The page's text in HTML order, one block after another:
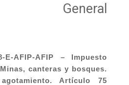
General
E-AFIP-AFIP – Impuesto
canteras y bosques.
Artículo 75